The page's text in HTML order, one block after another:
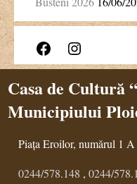
Facebook Instagram
Casa de Cultură
Municipiului
Piața Eroilor, numărul 1 A
0244/578.148 ,0244/